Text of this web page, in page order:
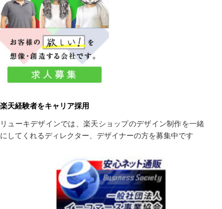
楽天経験者をキャリア採用
リューキデザインでは、楽天ショップのデザイン制作を一緒
にしてくれるディレクター、デザイナーの方を募集中です